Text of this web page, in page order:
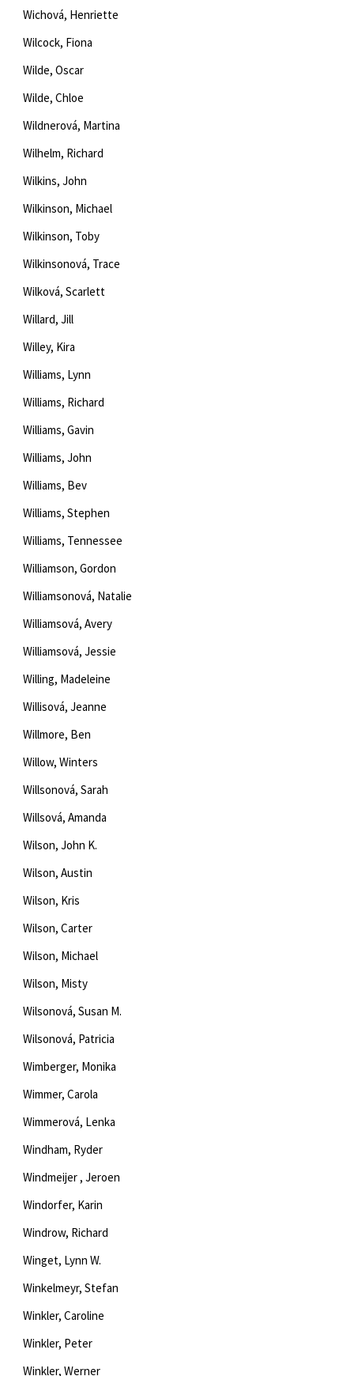
Wichová, Henriette
Wilcock, Fiona
Wilde, Oscar
Wilde, Chloe
Wildnerová, Martina
Wilhelm, Richard
Wilkins, John
Wilkinson, Michael
Wilkinson, Toby
Wilkinsonová, Trace
Wilková, Scarlett
Willard, Jill
Willey, Kira
Williams, Lynn
Williams, Richard
Williams, Gavin
Williams, John
Williams, Bev
Williams, Stephen
Williams, Tennessee
Williamson, Gordon
Williamsonová, Natalie
Williamsová, Avery
Williamsová, Jessie
Willing, Madeleine
Willisová, Jeanne
Willmore, Ben
Willow, Winters
Willsonová, Sarah
Willsová, Amanda
Wilson, John K.
Wilson, Austin
Wilson, Kris
Wilson, Carter
Wilson, Michael
Wilson, Misty
Wilsonová, Susan M.
Wilsonová, Patricia
Wimberger, Monika
Wimmer, Carola
Wimmerová, Lenka
Windham, Ryder
Windmeijer , Jeroen
Windorfer, Karin
Windrow, Richard
Winget, Lynn W.
Winkelmeyr, Stefan
Winkler, Caroline
Winkler, Peter
Winkler, Werner